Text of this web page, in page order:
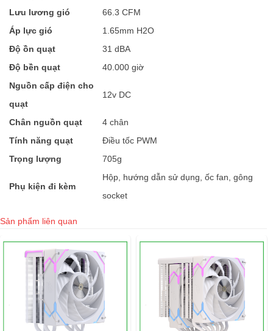
Lưu lương gió
66.3 CFM
Áp lực gió
1.65mm H2O
Độ ồn quạt
31 dBA
Độ bền quạt
40.000 giờ
Nguồn cấp điện cho
quạt
12v DC
Chân nguồn quạt
4 chân
Tính năng quạt
Điều tốc PWM
Trọng lượng
705g
Phụ kiện đi kèm
Hộp, hướng dẫn sử dụng, ốc fan, gông
socket
Sản phẩm liên quan